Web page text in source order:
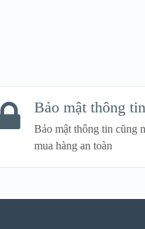
Bảo mật thông tin
Bảo mật thông tin cũng
mua hàng an toàn